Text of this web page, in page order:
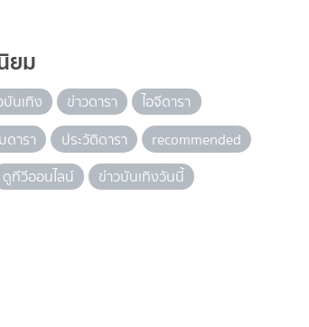
ยม
บันเทิง ข่าวดารา
ไอจีดารา
ดารา
ประวัติดารา
recommended
ดูทีวีออนไลน์ ข่าวบันเทิงวันนี้